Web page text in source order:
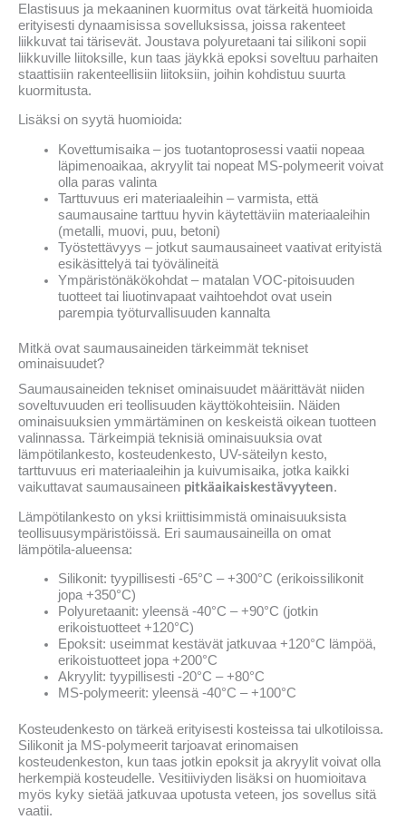
Elastisuus ja mekaaninen kuormitus ovat tärkeitä huomioida
erityisesti dynaamisissa sovelluksissa, joissa rakenteet
liikkuvat tai tärisevät. Joustava polyuretaani tai silikoni sopii
liikkuville liitoksille, kun taas jäykkä epoksi soveltuu parhaiten
staattisiin rakenteellisiin liitoksiin, joihin kohdistuu suurta
kuormitusta.
Lisäksi on syytä huomioida:
Kovettumisaika – jos tuotantoprosessi vaatii nopeaa
läpimenoaikaa, akryylit tai nopeat MS-polymeerit voivat
olla paras valinta
Tarttuvuus eri materiaaleihin – varmista, että
saumausaine tarttuu hyvin käytettäviin materiaaleihin
(metalli, muovi, puu, betoni)
Työstettävyys – jotkut saumausaineet vaativat erityistä
esikäsittelyä tai työvälineitä
Ympäristönäkökohdat – matalan VOC-pitoisuuden
tuotteet tai liuotinvapaat vaihtoehdot ovat usein
parempia työturvallisuuden kannalta
Mitkä ovat saumausaineiden tärkeimmät tekniset
ominaisuudet?
Saumausaineiden tekniset ominaisuudet määrittävät niiden
soveltuvuuden eri teollisuuden käyttökohteisiin. Näiden
ominaisuuksien ymmärtäminen on keskeistä oikean tuotteen
valinnassa. Tärkeimpiä teknisiä ominaisuuksia ovat
lämpötilankesto, kosteudenkesto, UV-säteilyn kesto,
tarttuvuus eri materiaaleihin ja kuivumisaika, jotka kaikki
vaikuttavat saumausaineen pitkäaikaiskestävyyteen.
Lämpötilankesto on yksi kriittisimmistä ominaisuuksista
teollisuusympäristöissä. Eri saumausaineilla on omat
lämpötila-alueensa:
Silikonit: tyypillisesti -65°C – +300°C (erikoissilikonit
jopa +350°C)
Polyuretaanit: yleensä -40°C – +90°C (jotkin
erikoistuotteet +120°C)
Epoksit: useimmat kestävät jatkuvaa +120°C lämpöä,
erikoistuotteet jopa +200°C
Akryylit: tyypillisesti -20°C – +80°C
MS-polymeerit: yleensä -40°C – +100°C
Kosteudenkesto on tärkeä erityisesti kosteissa tai ulkotiloissa.
Silikonit ja MS-polymeerit tarjoavat erinomaisen
kosteudenkeston, kun taas jotkin epoksit ja akryylit voivat olla
herkempiä kosteudelle. Vesitiiviyden lisäksi on huomioitava
myös kyky sietää jatkuvaa upotusta veteen, jos sovellus sitä
vaatii.